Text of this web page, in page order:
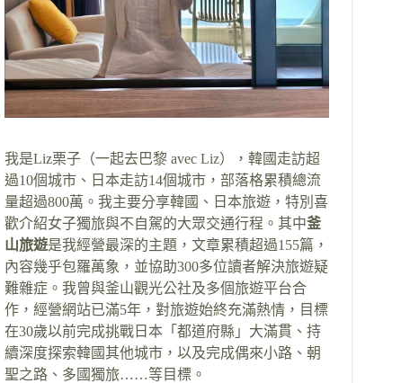
我是Liz栗子（一起去巴黎 avec Liz），韓國走訪超
過10個城市、日本走訪14個城市，部落格累積總流
量超過800萬。我主要分享韓國、日本旅遊，特別喜
歡介紹女子獨旅與不自駕的大眾交通行程。其中釜
山旅遊是我經營最深的主題，文章累積超過155篇，
內容幾乎包羅萬象，並協助300多位讀者解決旅遊疑
難雜症。我曾與釜山觀光公社及多個旅遊平台合
作，經營網站已滿5年，對旅遊始終充滿熱情，目標
在30歲以前完成挑戰日本「都道府縣」大滿貫、持
續深度探索韓國其他城市，以及完成偶來小路、朝
聖之路、多國獨旅……等目標。